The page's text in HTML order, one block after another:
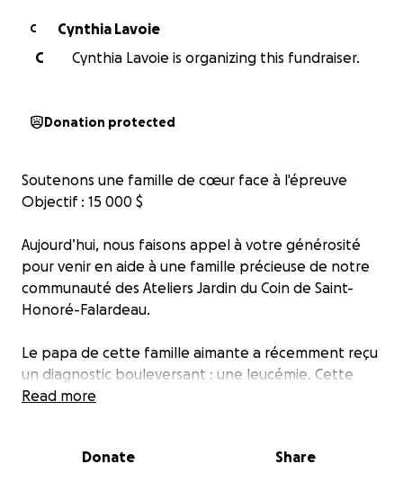
C
Cynthia Lavoie
C
Cynthia Lavoie is organizing this fundraiser.
Donation protected
Soutenons une famille de cœur face à l'épreuve
Objectif : 15 000 $
Aujourd’hui, nous faisons appel à votre générosité
pour venir en aide à une famille précieuse de notre
communauté des Ateliers Jardin du Coin de Saint-
Honoré-Falardeau.
Le papa de cette famille aimante a récemment reçu
un diagnostic bouleversant : une leucémie. Cette
nouvelle douloureuse vient frapper un foyer déjà
La maman, une femme inspirante, dévouée et
Read more
Donate Share